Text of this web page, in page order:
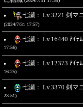
七瀬： Lv.3221 剣マ
(2024/7/31 17:57)
七瀬： Lv.16440 ｱｲﾃ
17:56)
七瀬： Lv.12373 ｱｲﾃ
16:25)
七瀬： Lv.3370 剣マ
23:51)